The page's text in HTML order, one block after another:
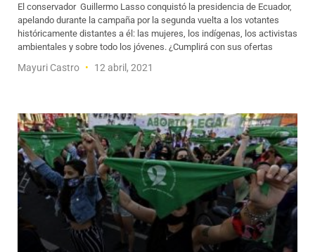
El conservador Guillermo Lasso conquistó la presidencia de Ecuador,
apelando durante la campaña por la segunda vuelta a los votantes
históricamente distantes a él: las mujeres, los indígenas, los activistas
ambientales y sobre todo los jóvenes. ¿Cumplirá con sus ofertas
Mayuri Castro 12 abril, 2021